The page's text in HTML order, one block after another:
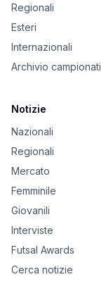
Regionali
Esteri
Internazionali
Archivio campionati
Notizie
Nazionali
Regionali
Mercato
Femminile
Giovanili
Interviste
Futsal Awards
Cerca notizie